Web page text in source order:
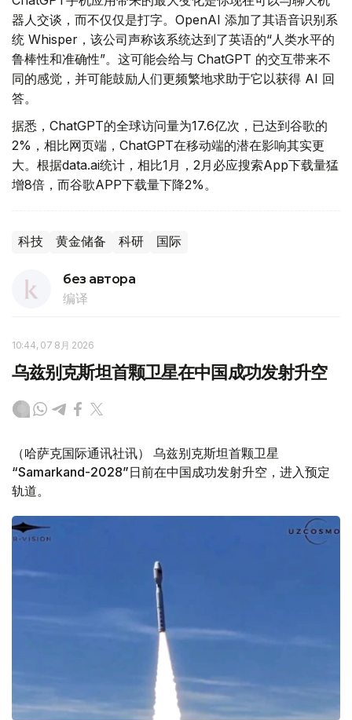
器人交谈，而不仅仅是打字。OpenAI 添加了其语音识别系
统 Whisper，该公司声称该系统达到了英语的“人类水平的
鲁棒性和准确性”。这可能会给与 ChatGPT 的交互带来不
同的感觉，并可能鼓励人们更频繁地求助于它以获得 AI 回
答。
据悉，ChatGPT的全球访问量为17.6亿次，已达到谷歌的
2%，相比网页端，ChatGPT在移动端的潜在影响其实更
大。根据data.ai统计，相比1月，2月必应搜索App下载量猛
增8倍，而谷歌APP下载量下降2%。
科技 黄金储备 科研 国际
без автора
编译
10:44, 07 8月 2026
乌兹别克斯坦首颗卫星在中国成功发射升空
（哈萨克国际通讯社讯） 乌兹别克斯坦首颗卫星
“Samarkand-2028”日前在中国成功发射升空，进入预定
轨道。